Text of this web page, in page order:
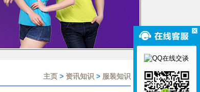
主页 > 资讯知识 > 服装知识